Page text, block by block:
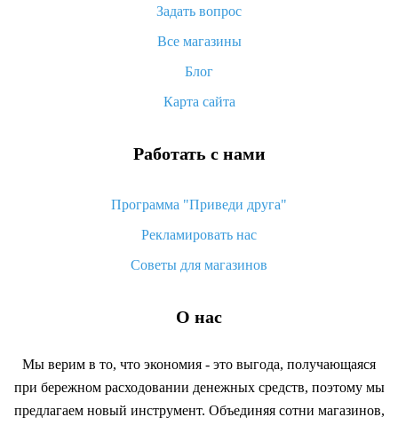
Что делать, если не пришел товар с Алиэкспресс
возврата денег
Задать вопрос
Все магазины
Блог
Карта сайта
Работать с нами
Программа "Приведи друга"
Рекламировать нас
Советы для магазинов
О нас
Мы верим в то, что экономия - это выгода, получающаяся
при бережном расходовании денежных средств, поэтому мы
предлагаем новый инструмент. Объединяя сотни магазинов,